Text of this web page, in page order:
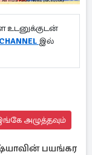
உடனுக்குடன்
இல்
அழுத்தவும்
பயங்கர